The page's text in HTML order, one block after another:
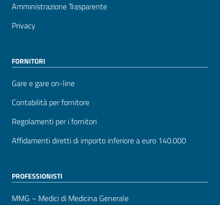
Amministrazione Trasparente
Privacy
FORNITORI
Gare e gare on-line
Contabilità per fornitore
Regolamenti per i fornitori
Affidamenti diretti di importo inferiore a euro 140.000
PROFESSIONISTI
MMG – Medici di Medicina Generale